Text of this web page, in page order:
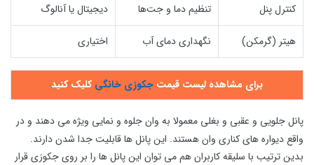
کنترل پنل تنظیم دما و جت‌ها دیجیتال یا آنالوگ
هیتر (گرمکن) نگهداری دمای آب اختیاری
برای مشاهده لیست قیمت جکوزی خانگیکلیک کنید
پانل جلویی و عقبی و بغلی معمولا به وان جلوه و نمایی ویژه می دهند و در
واقع دیواره های کناری وان هستند. این پانل ها قابلیت جدا شدن دارند.
بدین ترتیب با سلیقه کاربران هم می توان این پانل ها را بر روی جکوزی قرار